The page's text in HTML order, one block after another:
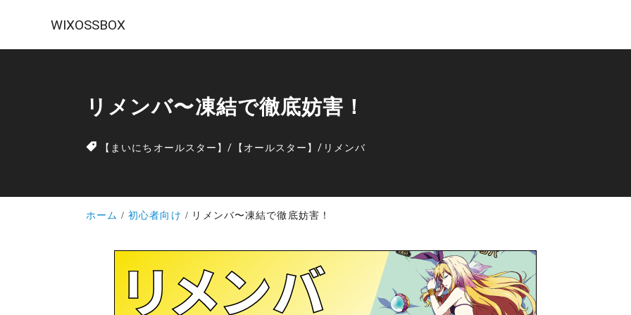
WIXOSSBOX
リメンバ〜凍結で徹底妨害！
【まいにちオールスター】/ 【オールスター】/ リメンバ
ホーム 初心者向け リメンバ〜凍結で徹底妨害！